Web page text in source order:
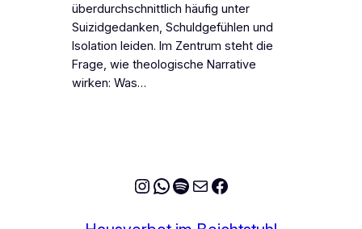
überdurchschnittlich häufig unter
Suizidgedanken, Schuldgefühlen und
Isolation leiden. Im Zentrum steht die
Frage, wie theologische Narrative
wirken: Was…
Instagram
WhatsApp
Spotify
E-MailFacebook